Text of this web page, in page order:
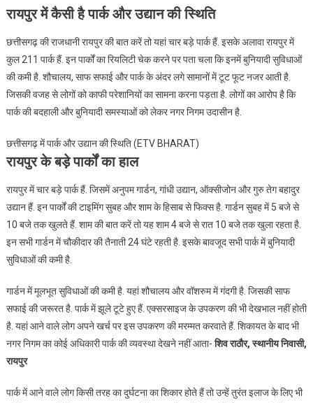
रायपुर में कैसी है पार्क और उद्यान की स्थिति
छत्तीसगढ़ की राजधानी रायपुर की बात करें तो यहां चार बड़े पार्क हैं. इसके अलावा रायपुर में
कुल 211 पार्क हैं. इन पार्कों का रियलिटी चेक करने पर पता चला कि इनमें बुनियादी सुविधाओं
की कमी है. शौचालय, साफ सफाई और पार्क के अंदर लगे सामानों में टूट फूट नजर आती है.
जिसकी वजह से लोगों को काफी परेशानियों का सामना करना पड़ता है. लोगों का आरोप है कि
पार्क की बदहाली और बुनियादी समस्याओं को लेकर नगर निगम उदासीन है.
छत्तीसगढ़ में पार्क और उद्यान की स्थिति (ETV BHARAT)
रायपुर के बड़े पार्कों का हाल
रायपुर में चार बड़े पार्क हैं. जिसमें अनुपम गार्डन, गांधी उद्यान, ऑक्सीजोन और गुरु तेग बहादुर
उद्यान हैं. इन पार्कों की टाइमिंग सुबह और शाम के हिसाब से फिक्स है. गार्डन सुबह में 5 बजे से
10 बजे तक खुलते हैं. शाम की बात करें तो यह शाम 4 बजे से रात 10 बजे तक खुला रहता है.
इन सभी गार्डन में चौकीदार की तैनाती 24 घंटे रहती है. इसके बावजूद सभी पार्क में बुनियादी
सुविधाओं की कमी है.
गार्डन में मूलभूत सुविधाओं की कमी है. यहां शौचालय और वॉशरुम में गंदगी है. जिसकी साफ
सफाई की जरूरत है. पार्क में झूले टूटे हुए हैं. एक्सरसाइज के उपकरण की भी देखभाल नहीं होती
है. यहां आने वाले लोग अपने खर्च पर इस उपकरण की मरम्मत करवाते हैं. शिकायत के बाद भी
नगर निगम का कोई अधिकारी पार्क की व्यवस्था देखने नहीं आता-शिव राठौर, स्थानीय निवासी,
रायपुर
पार्क में आने वाले लोग किसी तरह का दुर्घटना का शिकार होते हैं तो उन्हें तुरंत इलाज के लिए भी